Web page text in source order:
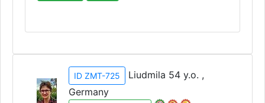
ID ZMT-725
Liudmila 54 y.o. ,
Germany